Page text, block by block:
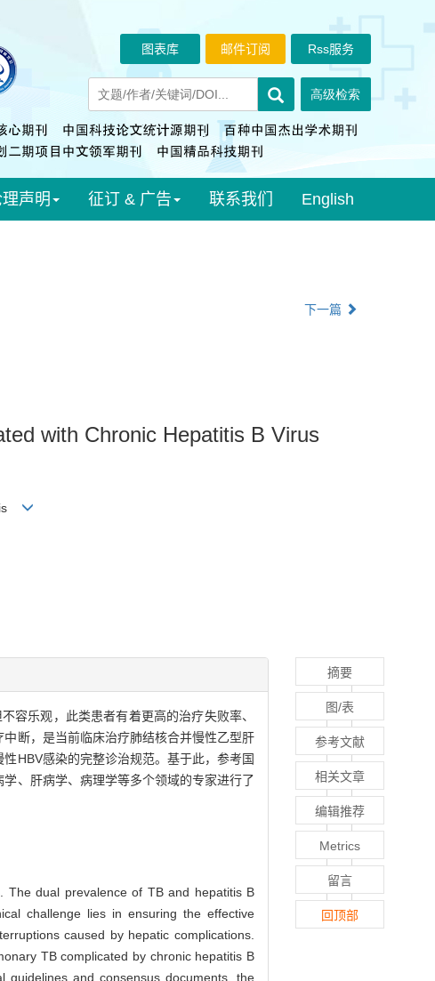
Rss服务
邮件订阅
图表库
声明 征订 & 广告 联系我们 English
下一篇
with Chronic Hepatitis B Virus
容乐观，此类患者有着更高的治疗失败率、
断，是当前临床治疗肺结核合并慢性乙型肝
HBV感染的完整诊治规范。基于此，参考国
、肝病学、病理学等多个领域的专家进行了
dual prevalence of TB and hepatitis B
challenge lies in ensuring the effective
caused by hepatic complications.
TB complicated by chronic hepatitis B
guidelines and consensus documents, the
摘要
图/表
参考文献
相关文章
编辑推荐
Metrics
留言
回顶部